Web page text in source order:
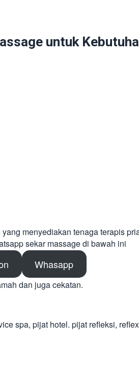
untuk
yang menyediakan tenaga terapis
sekar massage di bawah ini
Whasapp
dan juga cekatan.
spa, pijat hotel. pijat refleksi,